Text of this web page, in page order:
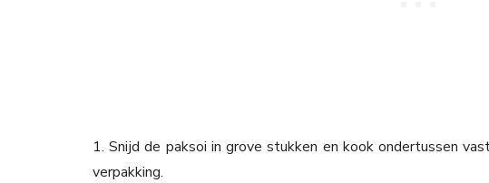
1. Snijd de paksoi in grove stukken en kook ondertussen
verpakking.